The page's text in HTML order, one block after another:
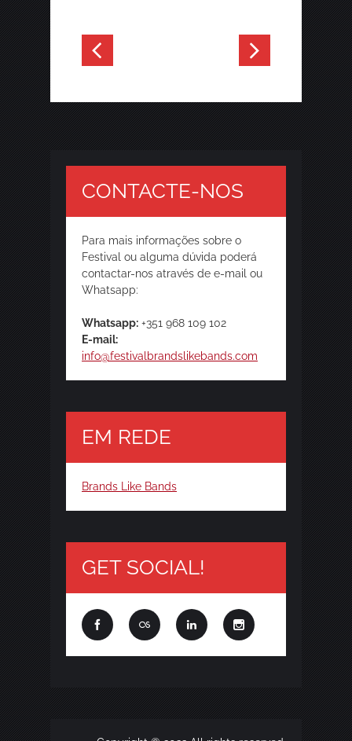
CONTACTE-NOS
Para mais informações sobre o
Festival ou alguma dúvida poderá
contactar-nos através de e-mail ou
Whatsapp:
Whatsapp: +351 968 109 102
E-mail:
info@festivalbrandslikebands.com
EM REDE
Brands Like Bands
GET SOCIAL!